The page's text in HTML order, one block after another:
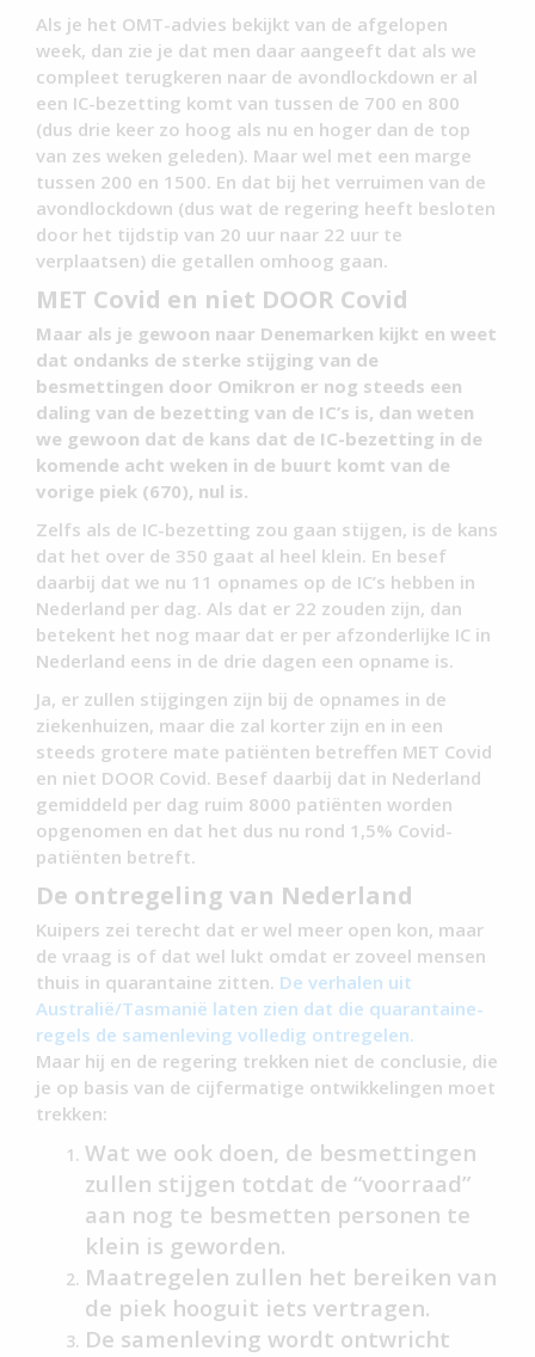
Als je het OMT-advies bekijkt van de afgelopen
week, dan zie je dat men daar aangeeft dat als we
compleet terugkeren naar de avondlockdown er al
een IC-bezetting komt van tussen de 700 en 800
(dus drie keer zo hoog als nu en hoger dan de top
van zes weken geleden). Maar wel met een marge
tussen 200 en 1500. En dat bij het verruimen van de
avondlockdown (dus wat de regering heeft besloten
door het tijdstip van 20 uur naar 22 uur te
verplaatsen) die getallen omhoog gaan.
MET Covid en niet DOOR Covid
Maar als je gewoon naar Denemarken kijkt en weet
dat ondanks de sterke stijging van de
besmettingen door Omikron er nog steeds een
daling van de bezetting van de IC’s is, dan weten
we gewoon dat de kans dat de IC-bezetting in de
komende acht weken in de buurt komt van de
vorige piek (670), nul is.
Zelfs als de IC-bezetting zou gaan stijgen, is de kans
dat het over de 350 gaat al heel klein. En besef
daarbij dat we nu 11 opnames op de IC’s hebben in
Nederland per dag. Als dat er 22 zouden zijn, dan
betekent het nog maar dat er per afzonderlijke IC in
Nederland eens in de drie dagen een opname is.
Ja, er zullen stijgingen zijn bij de opnames in de
ziekenhuizen, maar die zal korter zijn en in een
steeds grotere mate patiënten betreffen MET Covid
en niet DOOR Covid. Besef daarbij dat in Nederland
gemiddeld per dag ruim 8000 patiënten worden
opgenomen en dat het dus nu rond 1,5% Covid-
patiënten betreft.
De ontregeling van Nederland
Kuipers zei terecht dat er wel meer open kon, maar
de vraag is of dat wel lukt omdat er zoveel mensen
thuis in quarantaine zitten. De verhalen uit
Australië/Tasmanië laten zien dat die quarantaine-
regels de samenleving volledig ontregelen.
Maar hij en de regering trekken niet de conclusie, die
je op basis van de cijfermatige ontwikkelingen moet
trekken:
Wat we ook doen, de besmettingen
zullen stijgen totdat de “voorraad”
aan nog te besmetten personen te
klein is geworden.
Maatregelen zullen het bereiken van
de piek hooguit iets vertragen.
De samenleving wordt ontwricht